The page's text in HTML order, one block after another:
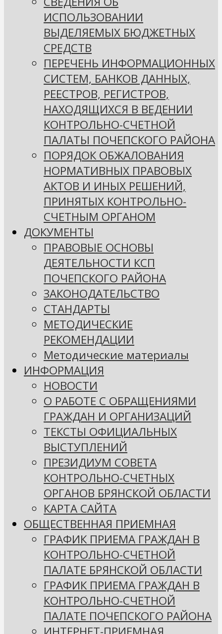
ИСПОЛЬЗОВАНИИ
ВЫДЕЛЯЕМЫХ БЮДЖЕТНЫХ
СРЕДСТВ
ПЕРЕЧЕНЬ ИНФОРМАЦИОННЫХ
СИСТЕМ, БАНКОВ ДАННЫХ,
РЕЕСТРОВ, РЕГИСТРОВ,
НАХОДЯЩИХСЯ В ВЕДЕНИИ
КОНТРОЛЬНО-СЧЕТНОЙ
ПАЛАТЫ ПОЧЕПСКОГО РАЙОНА
ПОРЯДОК ОБЖАЛОВАНИЯ
НОРМАТИВНЫХ ПРАВОВЫХ
АКТОВ И ИНЫХ РЕШЕНИЙ,
ПРИНЯТЫХ КОНТРОЛЬНО-
СЧЕТНЫМ ОРГАНОМ
ДОКУМЕНТЫ
ПРАВОВЫЕ ОСНОВЫ
ДЕЯТЕЛЬНОСТИ КСП
ПОЧЕПСКОГО РАЙОНА
ЗАКОНОДАТЕЛЬСТВО
СТАНДАРТЫ
МЕТОДИЧЕСКИЕ
РЕКОМЕНДАЦИИ
Методические материалы
ИНФОРМАЦИЯ
НОВОСТИ
О РАБОТЕ С ОБРАЩЕНИЯМИ
ГРАЖДАН И ОРГАНИЗАЦИЙ
ТЕКСТЫ ОФИЦИАЛЬНЫХ
ВЫСТУПЛЕНИЙ
ПРЕЗИДИУМ СОВЕТА
КОНТРОЛЬНО-СЧЕТНЫХ
ОРГАНОВ БРЯНСКОЙ ОБЛАСТИ
КАРТА САЙТА
ОБЩЕСТВЕННАЯ ПРИЕМНАЯ
ГРАФИК ПРИЕМА ГРАЖДАН В
КОНТРОЛЬНО-СЧЕТНОЙ
ПАЛАТЕ БРЯНСКОЙ ОБЛАСТИ
ГРАФИК ПРИЕМА ГРАЖДАН В
КОНТРОЛЬНО-СЧЕТНОЙ
ПАЛАТЕ ПОЧЕПСКОГО РАЙОНА